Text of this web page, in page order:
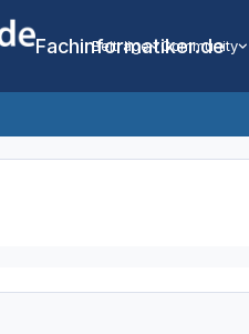
Fachinformatiker.de
Beiträge Community